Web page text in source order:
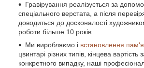
Гравірування реалізується за
спеціального верстата, а після
доводиться до досконалості
роботи більше 10 років.
Ми виробляємо і встановлення
цвинтарі різних типів, кінцева вартість
конкретного випадку, наші